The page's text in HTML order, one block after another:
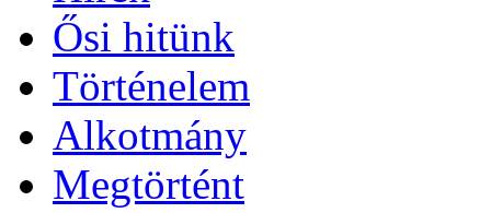
Ősi hitünk
Történelem
Alkotmány
Megtörtént